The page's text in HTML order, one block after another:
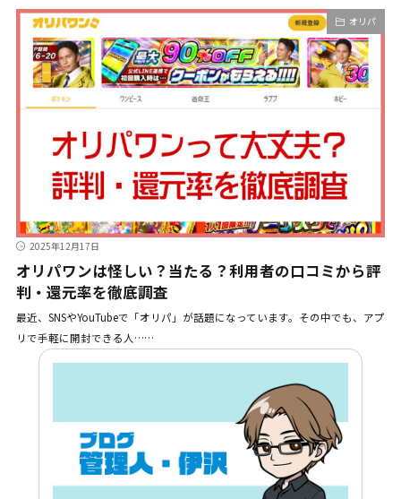
オリパ
2025年12月17日
オリパワンは怪しい？当たる？利用者の口コミから評
判・還元率を徹底調査
最近、SNSやYouTubeで「オリパ」が話題になっています。その中でも、アプ
リで手軽に開封できる人……